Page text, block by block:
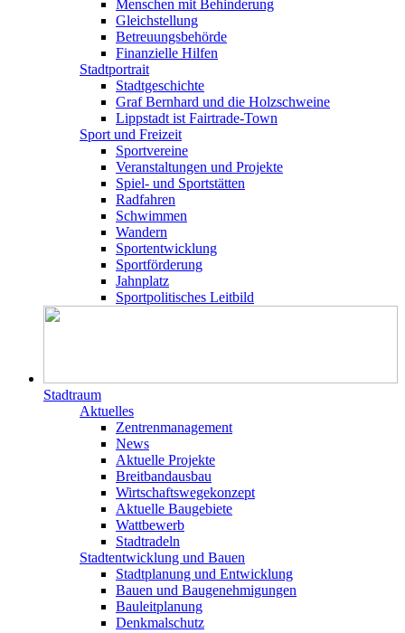
Menschen mit Behinderung
Gleichstellung
Betreuungsbehörde
Finanzielle Hilfen
Stadtportrait
Stadtgeschichte
Graf Bernhard und die Holzschweine
Lippstadt ist Fairtrade-Town
Sport und Freizeit
Sportvereine
Veranstaltungen und Projekte
Spiel- und Sportstätten
Radfahren
Schwimmen
Wandern
Sportentwicklung
Sportförderung
Jahnplatz
Sportpolitisches Leitbild
Stadtraum
Aktuelles
Zentrenmanagement
News
Aktuelle Projekte
Breitbandausbau
Wirtschaftswegekonzept
Aktuelle Baugebiete
Wattbewerb
Stadtradeln
Stadtentwicklung und Bauen
Stadtplanung und Entwicklung
Bauen und Baugenehmigungen
Bauleitplanung
Denkmalschutz